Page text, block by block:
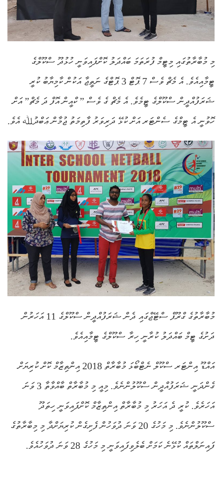
މި މުބާރާތުގައި މިޓީމް ފުރަތަމަ ބައްދަލު ކޮށްފައިވަނީ ހުޅުދޫ ސްކޫލްގެ
ޓީމާއިއެވެ. އެ މެޗް ވެސް 7 ޕޮޓް 3 ޕޮޓްގެ ނަތީޖާ އަކުން ކާމިޔާބު ކުރީ
ޝަރަފުއްދީން ސްކޫލްގެ ޓީމެވެ. އެ މެޗް ގެ ވެސް ” ކްއީން އޮފް ދަ މެޗް” އަށް
ހޮވުނީ އެ ޓީމްގެ ސެންޓަރ އަށް ކުޅޭ ދަރިވަރު ފާތިމަތު ޖުމާން ޢަބްދުﷲ އެވެ.
މުބާރާތުގެ ގްރޫޕް ސްޓޭޖްގައި ދެން ޝަރަފުއްދީން ސްކޫލްގެ 11 އަހަރުން
ދަށުގެ ޓީމް ބައްދަލު ކުރާނީ ހިރާ ސްކޫލްގެ ޓީމާއިއެވެ.
އައްޑޫ އިންޓަރ ސްކޫލް ނެޓްބޯޅަ މުބާރާތް 2018 އިންތިޒާމް ކޮށް ކުރިޔަށް
ގެންދަނީ ޝަރަފުއްދީން ސްކޫލުންނެވެ. މިއީ މި މުބާރާތް ބާއްވާތާ 3 ވަނަ
އަހަރެވެ. ކުރީ ދެ އަހަރު މި މުބާރާތް އިންތިޒާމް ކޮށްފައިވަނީ ހިތަދޫ
ސްކޫލުންނެވެ. މި މަހުގެ 20 ވަނަ ދުވަހުން ފެށިގެން ކުރިޔަށްދާ މި މިބާރާތުގެ
ފައިނަލްތައް ކުޅޭނެ ކަމަށް ބެލެވިފައިވަނީ މި މަހުގެ 28 ވަނަ ދުވަހުއެވެ.